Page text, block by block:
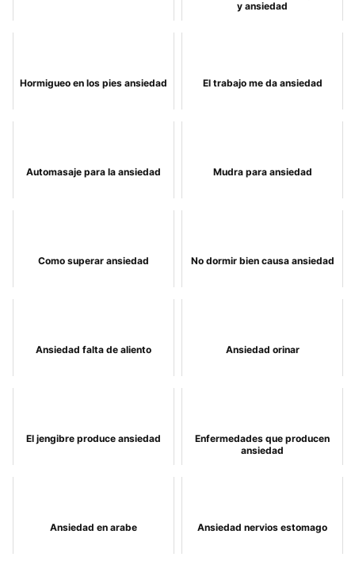
y ansiedad
Hormigueo en los pies ansiedad El trabajo me da ansiedad
Automasaje para la ansiedad Mudra para ansiedad
Como superar ansiedad No dormir bien causa ansiedad
Ansiedad falta de aliento Ansiedad orinar
El jengibre produce ansiedad
Enfermedades que producen
ansiedad
Ansiedad en arabe Ansiedad nervios estomago